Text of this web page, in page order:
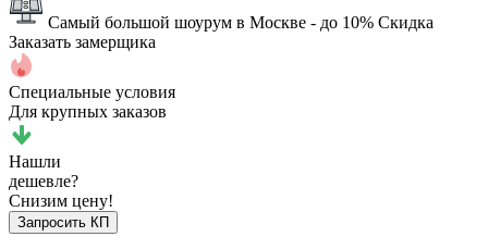
Самый большой шоурум в Москве - до 10% Скидка
Заказать замерщика
Специальные условия
Для крупных заказов
Нашли
дешевле?
Снизим цену!
Запросить КП